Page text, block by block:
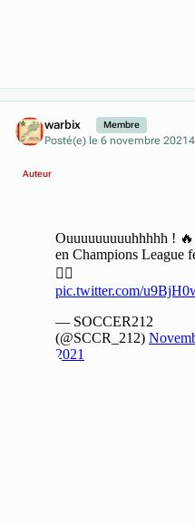
warbix Membre
Posté(e) le 6 novembre 2021
Auteur